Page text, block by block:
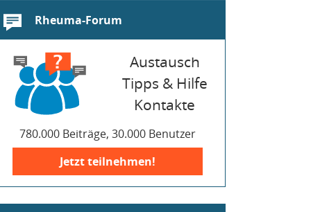
Rheuma-Forum
Austausch
Tipps & Hilfe
Kontakte
780.000 Beiträge, 30.000 Benutzer
Jetzt teilnehmen!